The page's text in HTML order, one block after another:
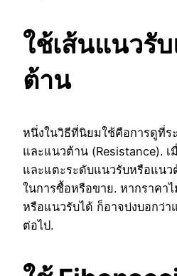
ใช้เส้นแนวรั
ต้าน
หนึ่งในวิธีที่นิยมใช้คือการดูที่ร
และแนวต้าน (Resistance). เ
และแตะระดับแนวรับหรือแนว
ในการซื้อหรือขาย. หากราคา
หรือแนวรับได้ ก็อาจบ่งบอกว่า
ต่อไป.